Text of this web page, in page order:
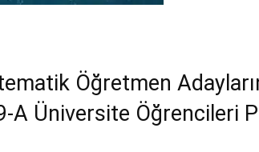
Öğretmen
A Üniversite Öğrencileri